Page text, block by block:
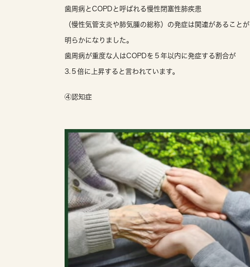
歯周病とCOPDと呼ばれる慢性閉塞性肺疾患
（慢性気管支炎や肺気腫の総称）の発症は関連があることが
明らかになりました。
歯周病が重度な人はCOPDを５年以内に発症する割合が
3.５倍に上昇すると言われています。
④認知症